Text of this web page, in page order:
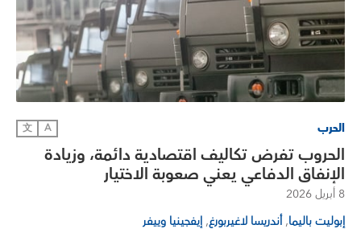
الحرب A
文
الحروب تفرض تكاليف اقتصادية دائمة، وزيادة
الإنفاق الدفاعي يعني صعوبة الاختيار
8 أبريل 2026
إبوليت باليما,أندريسا لاغيربورغ, إيفجينيا وييفر